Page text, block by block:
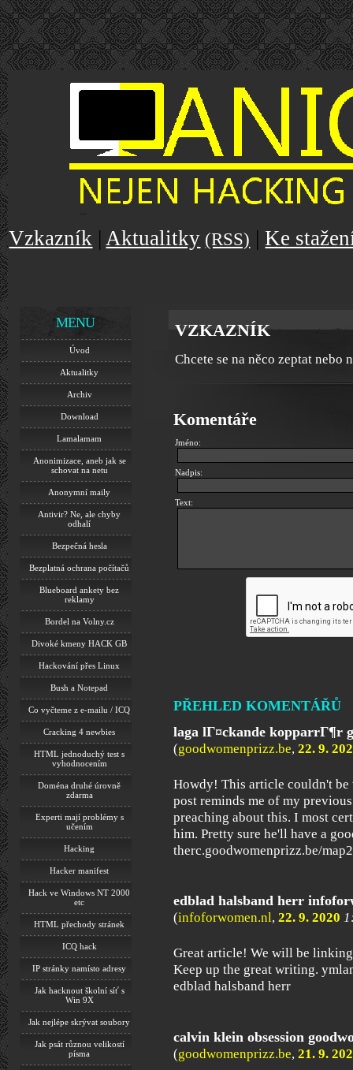
Vzkazník |Aktualitky (RSS) |Ke
MENU
Úvod
Aktualitky
Archiv
Download
Lamalamam
Anonimizace, aneb jak se
schovat na netu
Anonymní maily
Antivir? Ne, ale chyby
odhalí
Bezpečná hesla
Bezplatná ochrana počítačů
Blueboard ankety bez
reklamy
Bordel na Volny.cz
Divoké kmeny HACK GB
Hackování přes Linux
Bush a Notepad
Co vyčteme z e-mailu / ICQ
Cracking 4 newbies
HTML jednoduchý test s
vyhodnocením
Doména druhé úrovně
zdarma
Experti mají problémy s
učením
Hacking
Hacker manifest
Hack ve Windows NT 2000
etc
HTML přechody stránek
ICQ hack
IP stránky namísto adresy
Jak hacknout školní síť s
Win 9X
Jak nejlépe skrývat soubory
Jak psát různou velikostí
písma
VZKAZNÍK
Chcete se na něco zeptat nebo
Komentáře
Jméno:
Nadpis:
Text:
PŘEHLED KOMENTÁŘŮ
laga lГ¤ckande kopparrГ¶r
(goodwomenprizz.be, 22. 9.
Howdy! This article couldn't
post reminds me of my
preaching about this. I most
him. Pretty sure he'll have a
therc.goodwomenprizz.be/
edblad halsband herr
(infoforwomen.nl, 22. 9. 2020
Great article! We will be
Keep up the great writing.
edblad halsband herr
calvin klein obsession
(goodwomenprizz.be, 21. 9.